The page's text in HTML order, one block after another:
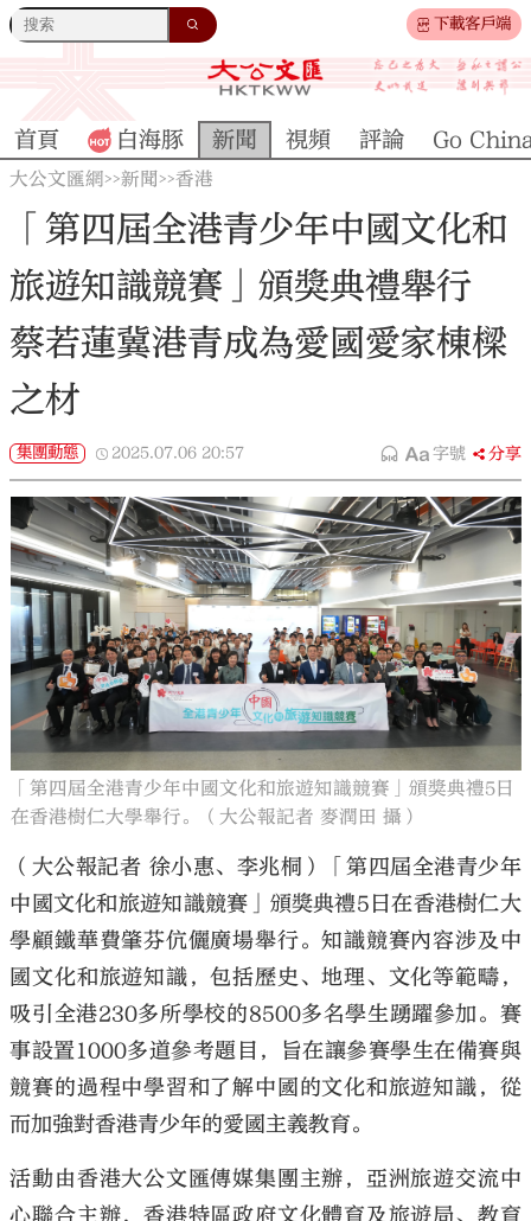
下載客戶端
大公文匯
首頁 白海豚 新聞 視頻 評論 Go
大公文匯網>>新聞>>香港
「第四屆全港青少年中國文化和
旅遊知識競賽」頒獎典禮舉行
蔡若蓮冀港青成為愛國愛家棟樑
之材
集團動態 2025.07.06 20:57 字號 分享
「第四屆全港青少年中國文化和旅遊知識競賽」頒獎典禮5日
在香港樹仁大學舉行。（大公報記者 麥潤田 攝）
（大公報記者 徐小惠、李兆桐）「第四屆全港青少年
中國文化和旅遊知識競賽」頒獎典禮5日在香港樹仁大
學顧鐵華費肇芬伉儷廣場舉行。知識競賽內容涉及中
國文化和旅遊知識，包括歷史、地理、文化等範疇，
吸引全港230多所學校的8500多名學生踴躍參加。賽
事設置1000多道參考題目，旨在讓參賽學生在備賽與
競賽的過程中學習和了解中國的文化和旅遊知識，從
而加強對香港青少年的愛國主義教育。
活動由香港大公文匯傳媒集團主辦，亞洲旅遊交流中